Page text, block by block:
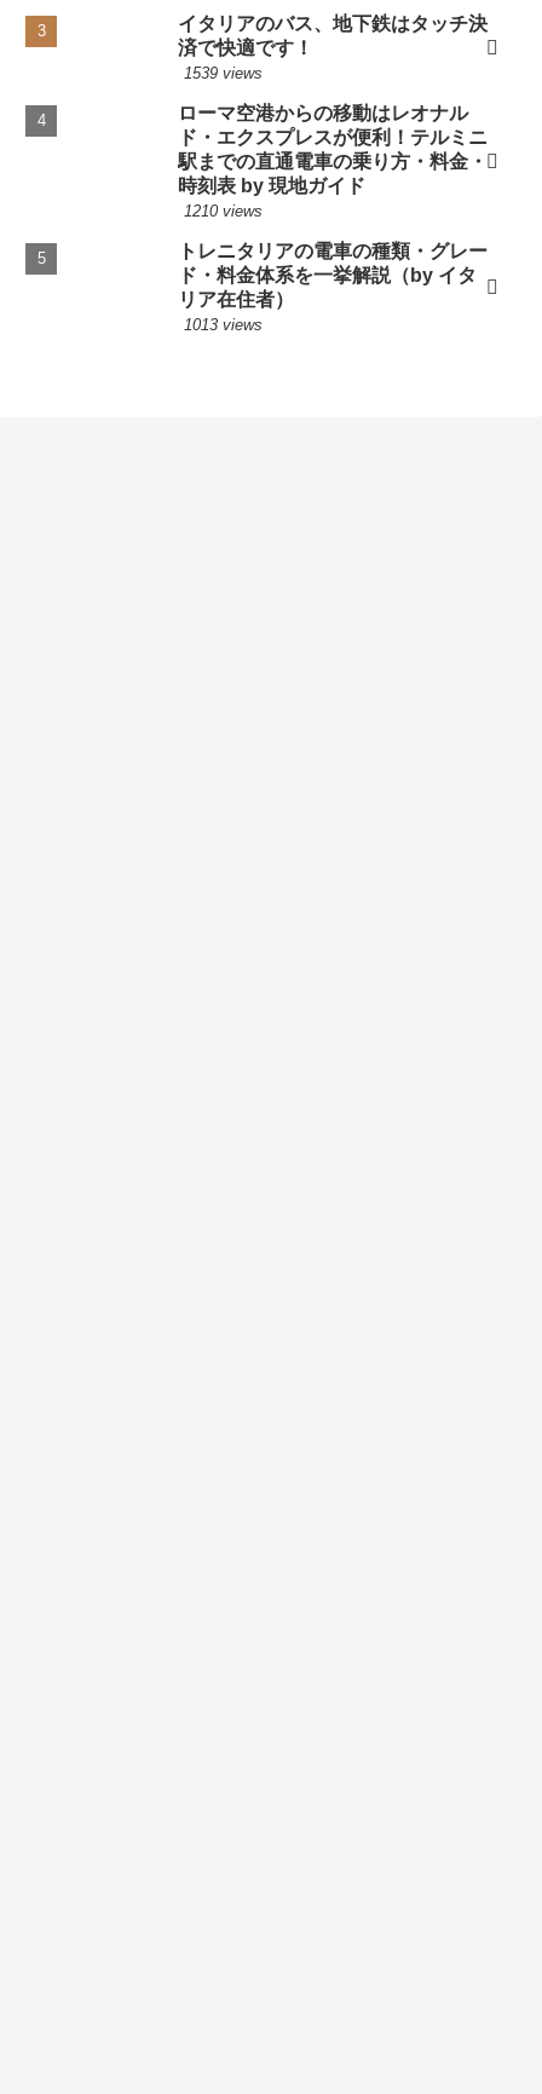
イタリアのバス、地下鉄はタッチ決
済で快適です！
1539 views
ローマ空港からの移動はレオナル
ド・エクスプレスが便利！テルミニ
駅までの直通電車の乗り方・料金・
時刻表 by 現地ガイド
1210 views
トレニタリアの電車の種類・グレー
ド・料金体系を一挙解説（by イタ
リア在住者）
1013 views